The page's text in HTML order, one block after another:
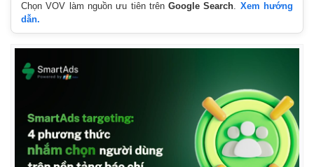
Chọn VOV làm nguồn ưu tiên trênGoogle Search. Xem hướng
dẫn.